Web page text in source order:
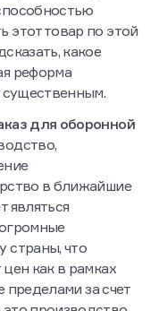
этот товар по этой
какое
реформа
существенным.
для оборонной
в ближайшие
являться
страны, что
как в рамках
пределами за счет